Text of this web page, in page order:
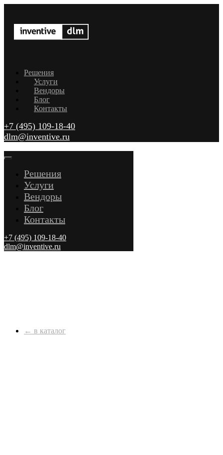
Решения
Услуги
Вендоры
Блог
Контакты
+7 (495) 109-18-40
dlm@inventive.ru
Решения
Услуги
Вендоры
Блог
Контакты
+7 (495) 109-18-40
dlm@inventive.ru
← в каталог